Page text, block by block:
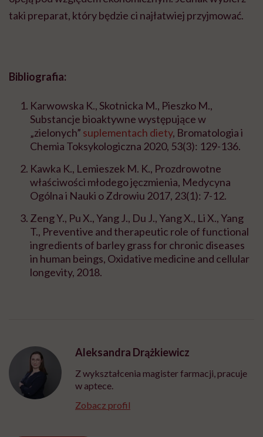
taki preparat, który będzie ci najłatwiej przyjmować.
Bibliografia:
Karwowska K., Skotnicka M., Pieszko M.,
Substancje bioaktywne występujące w
„zielonych” suplementach diety, Bromatologia i
Chemia Toksykologiczna 2020, 53(3): 129-136.
Kawka K., Lemieszek M. K., Prozdrowotne
właściwości młodego jęczmienia, Medycyna
Ogólna i Nauki o Zdrowiu 2017, 23(1): 7-12.
Zeng Y., Pu X., Yang J., Du J., Yang X., Li X., Yang
T., Preventive and therapeutic role of functional
ingredients of barley grass for chronic diseases
in human beings, Oxidative medicine and cellular
longevity, 2018.
Aleksandra Drążkiewicz
Z wykształcenia magister farmacji, pracuje
w aptece.
Zobacz profil